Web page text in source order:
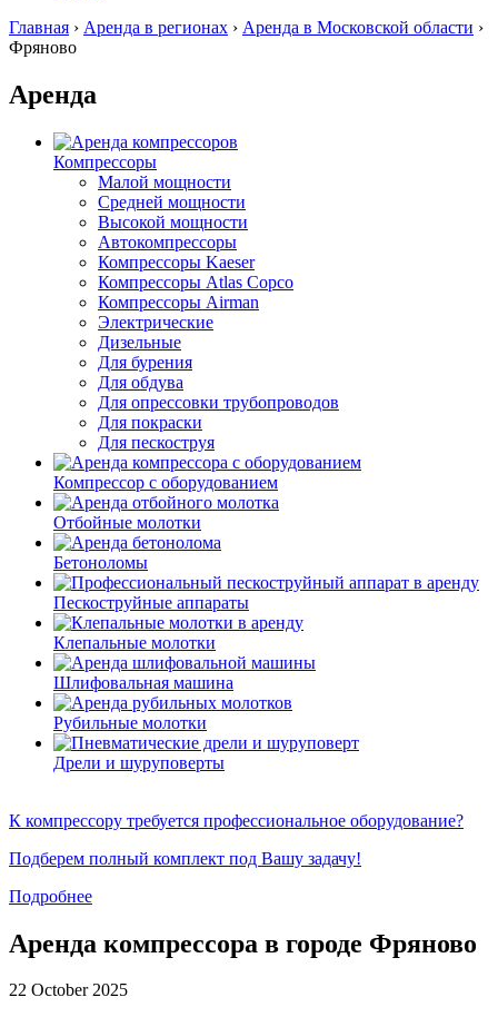
Главная › Аренда в регионах › Аренда в Московской области ›
Фряново
Аренда
Компрессоры
Малой мощности
Средней мощности
Высокой мощности
Автокомпрессоры
Компрессоры Kaeser
Компрессоры Atlas Copco
Компрессоры Airman
Электрические
Дизельные
Для бурения
Для обдува
Для опрессовки трубопроводов
Для покраски
Для пескоструя
Компрессор с оборудованием
Отбойные молотки
Бетоноломы
Пескоструйные аппараты
Клепальные молотки
Шлифовальная машина
Рубильные молотки
Дрели и шуруповерты
К компрессору требуется профессиональное оборудование?
Подберем полный комплект под Вашу задачу!
Подробнее
Аренда компрессора в городе Фряново
22 October 2025